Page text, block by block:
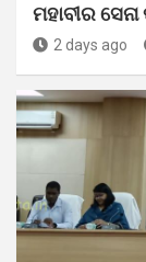
ମହାବୀର
2 days ago